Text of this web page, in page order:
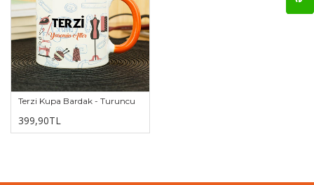
Terzi Kupa Bardak - Turuncu
399,90TL